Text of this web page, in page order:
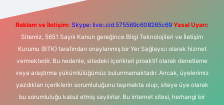
Reklam ve İletişim: Skype: live:.cid.575569c608265c69 Yasal Uyarı:
Sitemiz, 5651 Sayılı Kanun gereğince Bilgi Teknolojileri ve İletişim
Kurumu (BTK) tarafından onaylanmış bir Yer Sağlayıcı olarak hizmet
vermektedir. Bu nedenle, sitedeki içerikleri proaktif olarak denetleme
veya araştırma yükümlülüğümüz bulunmamaktadır. Ancak, üyelerimiz
yazdıkları içeriklerin sorumluluğunu taşımakta olup, siteye üye olarak
bu sorumluluğu kabul etmiş sayılırlar. Bu internet sitesi, herhangi bir